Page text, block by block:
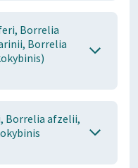
Borrelia
Borrelia
Borrelia afzelii,